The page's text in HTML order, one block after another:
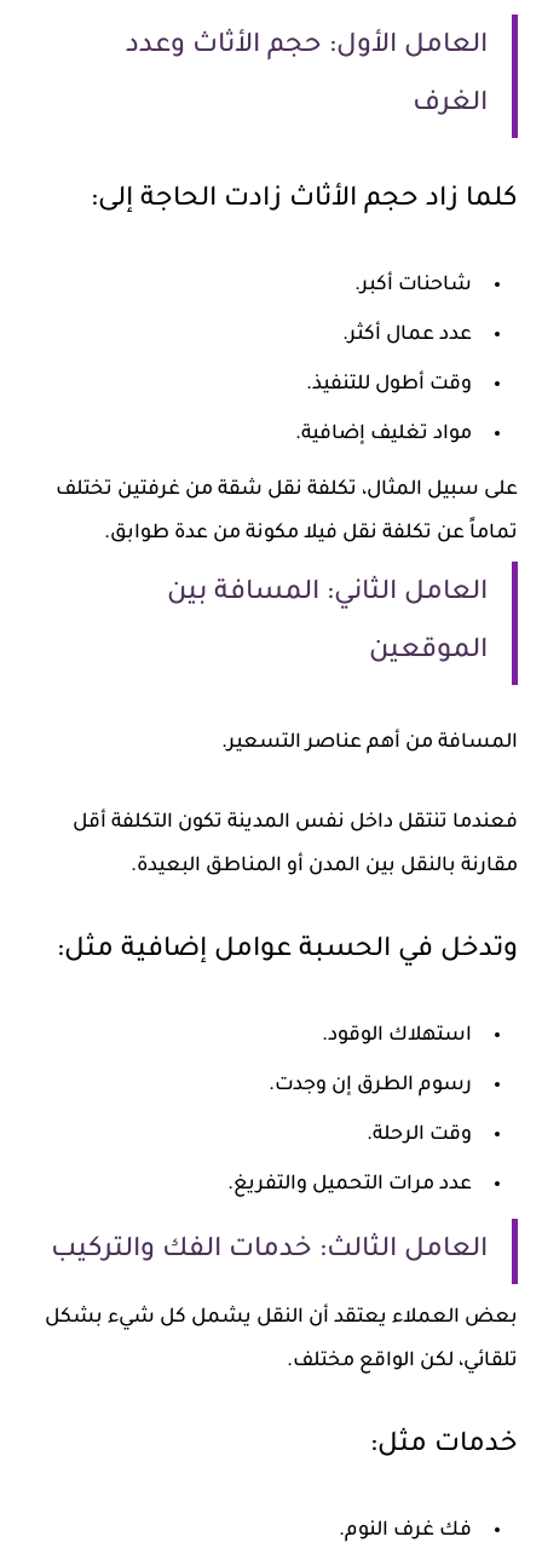
العامل الأول: حجم الأثاث وعدد
الغرف
كلما زاد حجم الأثاث زادت الحاجة إلى:
شاحنات أكبر.
عدد عمال أكثر.
وقت أطول للتنفيذ.
مواد تغليف إضافية.
على سبيل المثال، تكلفة نقل شقة من غرفتين تختلف
تماماً عن تكلفة نقل فيلا مكونة من عدة طوابق.
العامل الثاني: المسافة بين
الموقعين
المسافة من أهم عناصر التسعير.
فعندما تنتقل داخل نفس المدينة تكون التكلفة أقل
مقارنة بالنقل بين المدن أو المناطق البعيدة.
وتدخل في الحسبة عوامل إضافية مثل:
استهلاك الوقود.
رسوم الطرق إن وجدت.
وقت الرحلة.
عدد مرات التحميل والتفريغ.
العامل الثالث: خدمات الفك والتركيب
بعض العملاء يعتقد أن النقل يشمل كل شيء بشكل
تلقائي، لكن الواقع مختلف.
خدمات مثل:
فك غرف النوم.